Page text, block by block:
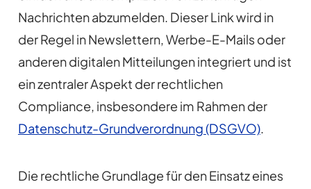
Nachrichten abzumelden. Dieser Link wird in
der Regel in Newslettern, Werbe-E-Mails oder
anderen digitalen Mitteilungen integriert und ist
ein zentraler Aspekt der rechtlichen
Compliance, insbesondere im Rahmen der
Datenschutz-Grundverordnung (DSGVO).
Die rechtliche Grundlage für den Einsatz eines